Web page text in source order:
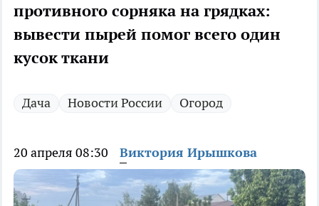
противного сорняка на грядках:
вывести пырей помог всего один
кусок ткани
Дача Новости России Огород
20 апреля 08:30 Виктория Ирышкова